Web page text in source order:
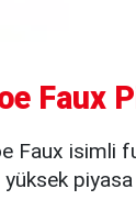
Faux
Faux isimli
yüksek